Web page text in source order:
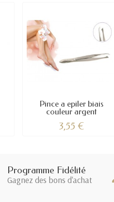
Pince a epiler biais
couleur argent
3,55 €
Programme Fidélité
Gagnez des bons d'achat